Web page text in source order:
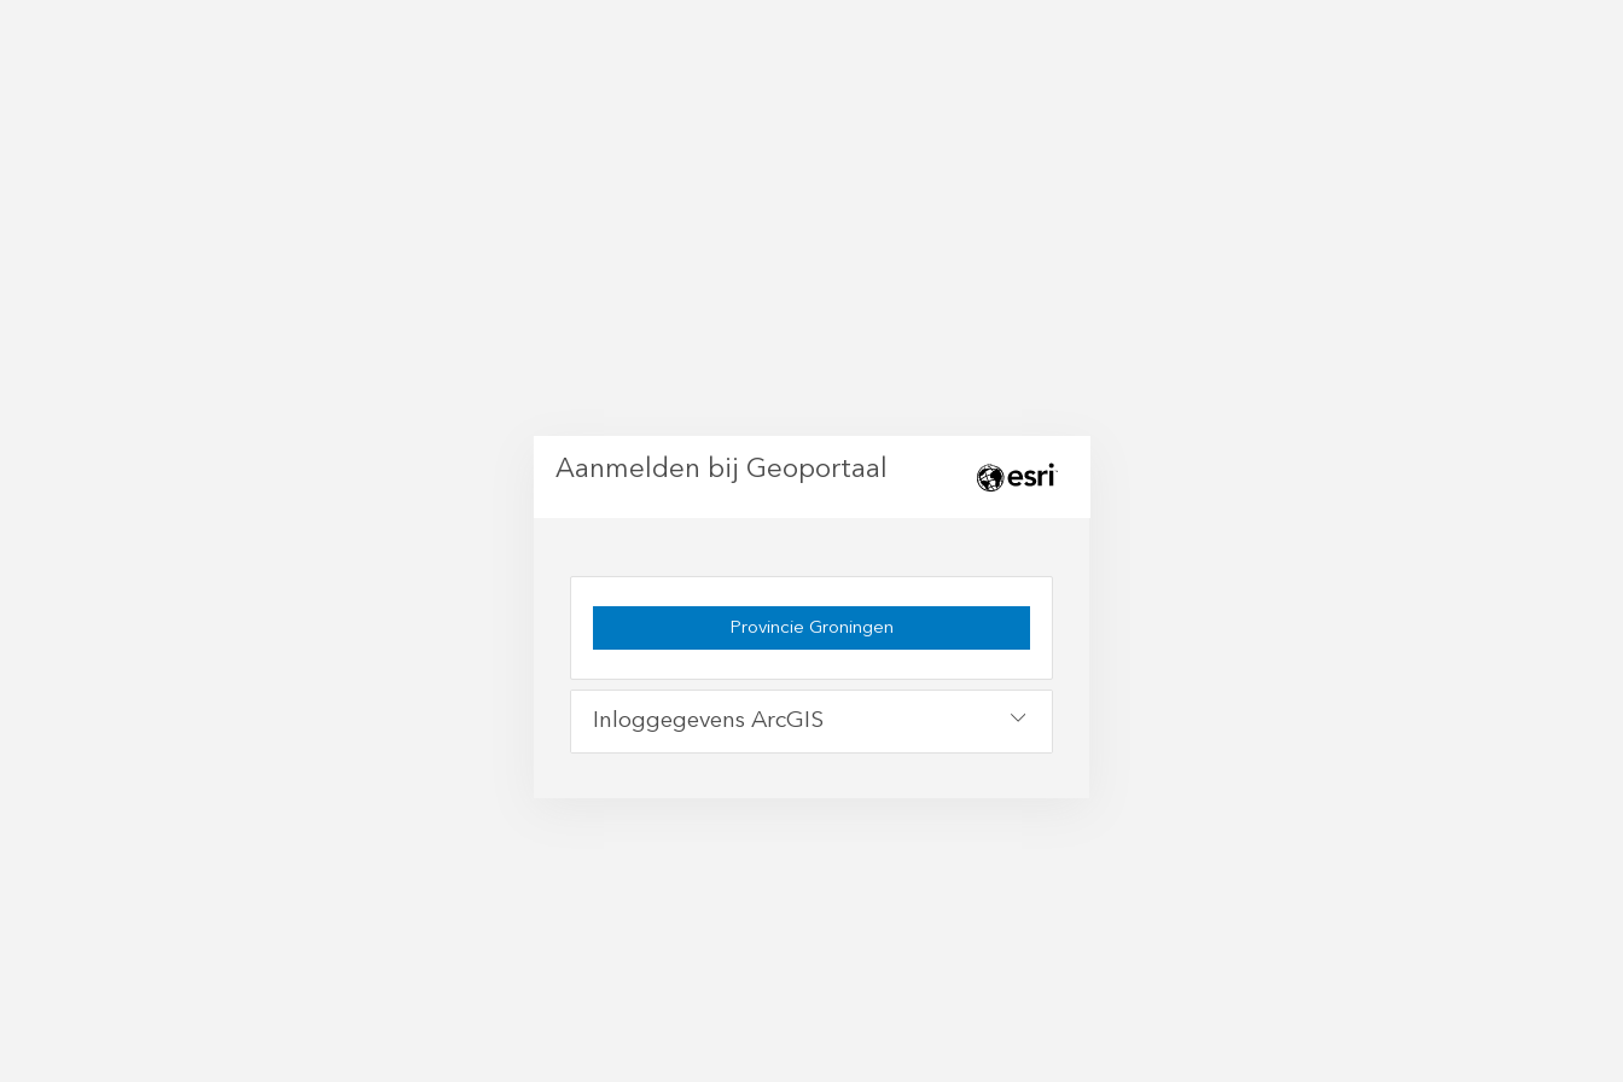
Aanmelden bij Geoportaal
Provincie Groningen
Inloggegevens ArcGIS